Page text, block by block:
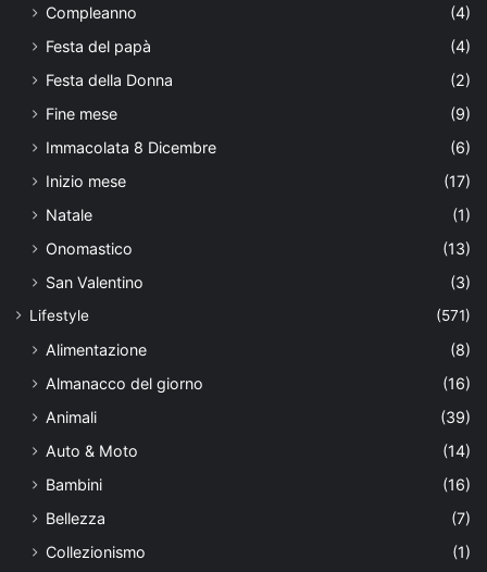
Compleanno
(4)
Festa del papà
(4)
Festa della Donna
(2)
Fine mese
(9)
Immacolata 8 Dicembre
(6)
Inizio mese
(17)
Natale
(1)
Onomastico
(13)
San Valentino
(3)
Lifestyle (571)
Alimentazione
(8)
Almanacco del giorno
(16)
Animali
(39)
Auto & Moto
(14)
Bambini
(16)
Bellezza
(7)
Collezionismo
(1)